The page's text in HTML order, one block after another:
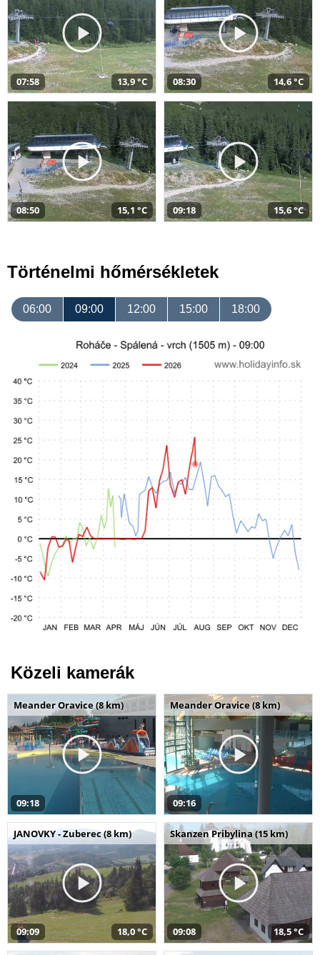
07:58 13,9 °C 08:30 14,6 °C
08:50 15,1 °C 09:18 15,6 °C
Történelmi hőmérsékletek
06:00 09:00 12:00 15:00 18:00
Közeli kamerák
Meander Oravice (8 km)
09:18
Meander Oravice (8 km)
09:16
JANOVKY - Zuberec (8 km)
09:09 18,0 °C
Skanzen Pribylina (15 km)
09:08 18,5 °C